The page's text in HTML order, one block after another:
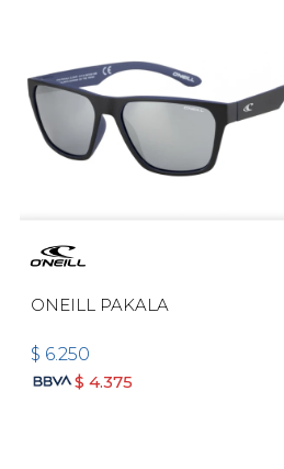
ONEILL PAKALA
$ 6.250
$ 4.375